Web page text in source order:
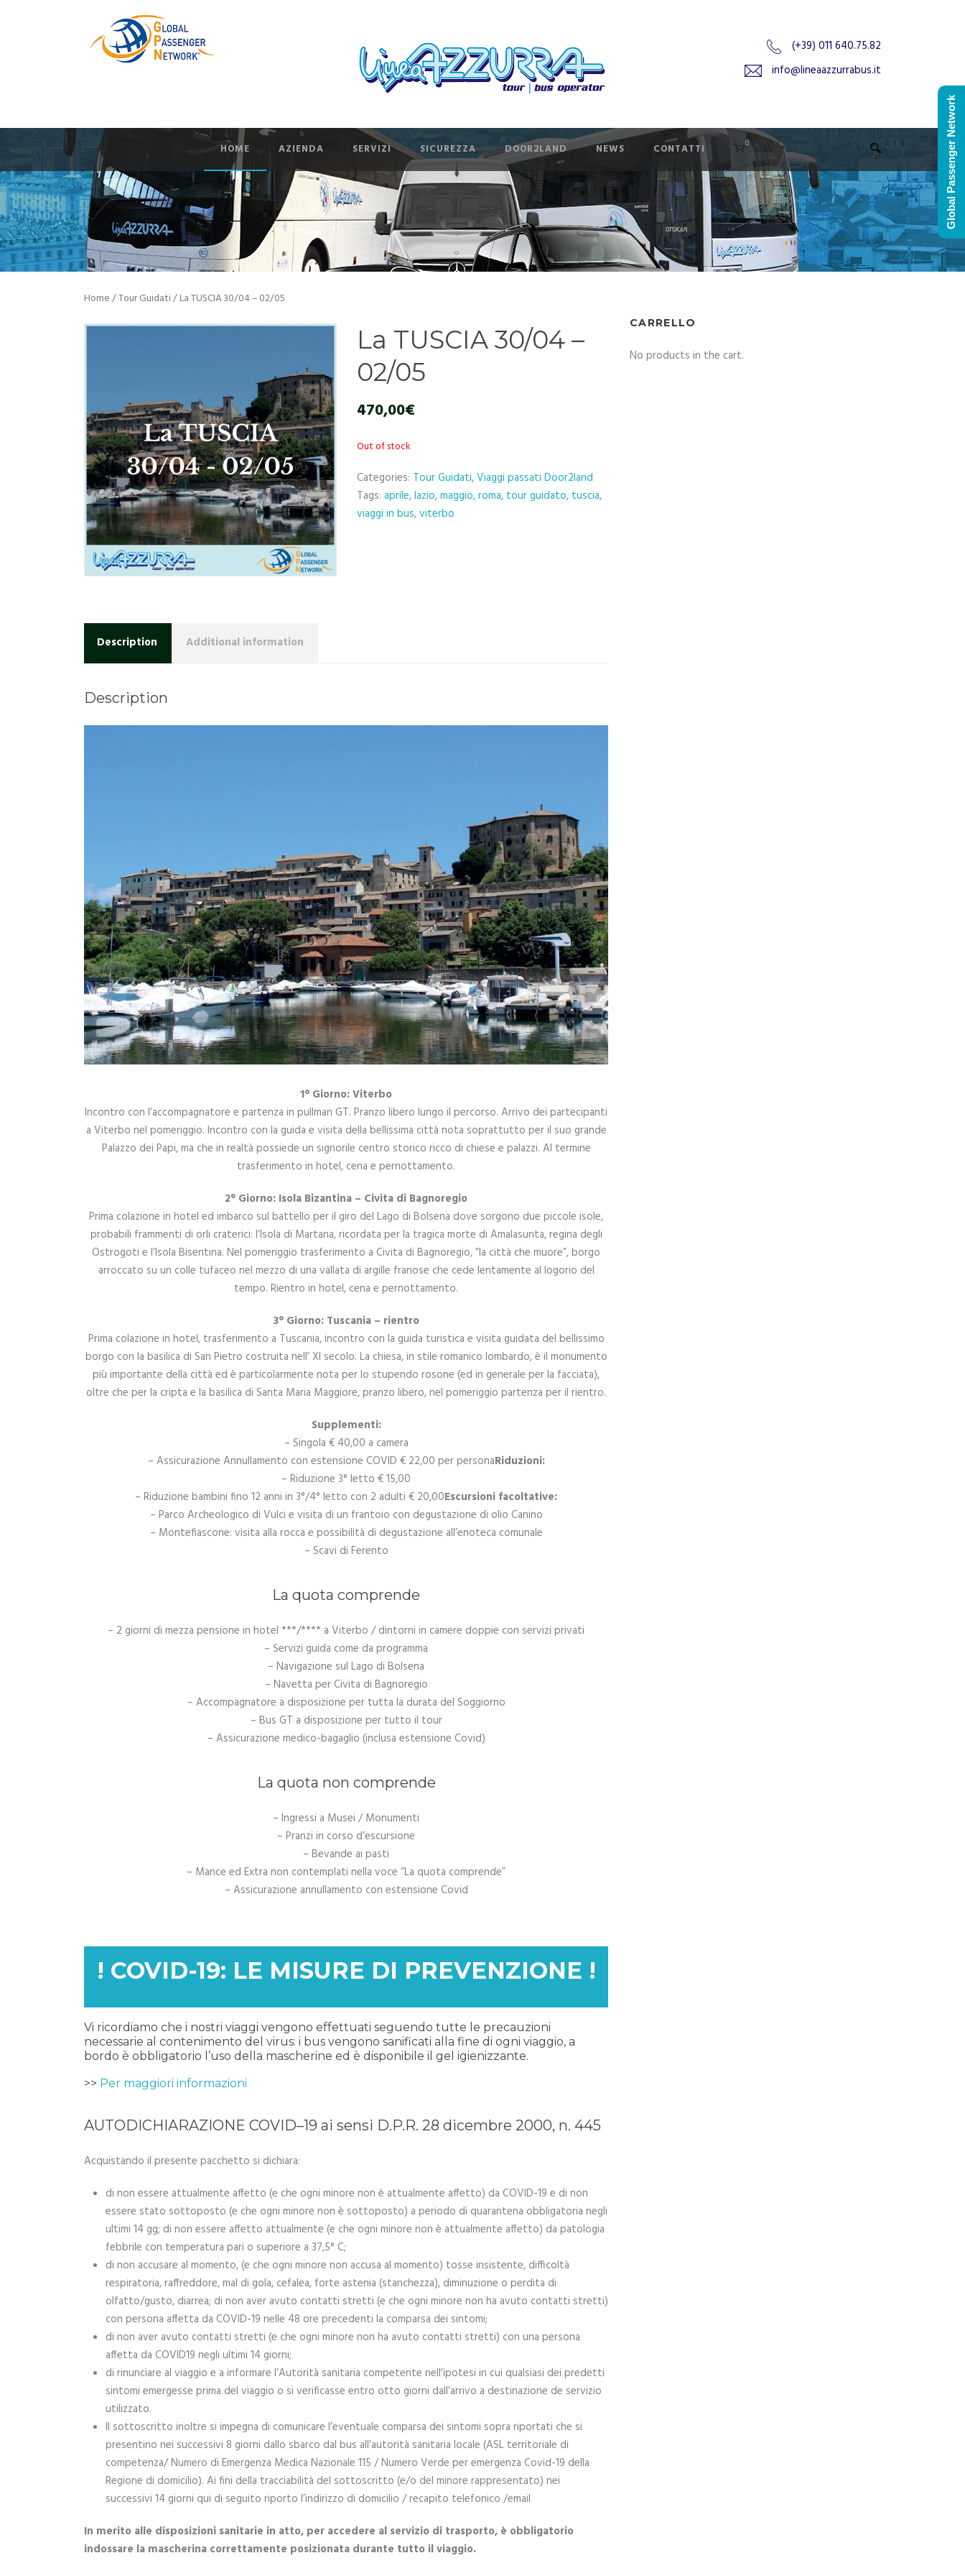
(+39) 011 640.75.82
info@lineaazzurrabus.it
HOME AZIENDA SERVIZI SICUREZZA DOOR2LAND NEWS CONTATTI 0
Home/Tour Guidati/ La TUSCIA 30/04 – 02/05
La TUSCIA 30/04 –
02/05
470,00€
Out of stock
Categories: Tour Guidati,Viaggi passati Door2land
Tags: aprile,lazio,maggio,roma, tour guidato, tuscia,
viaggi in bus,viterbo
Description Additional information
Description
1° Giorno: Viterbo
Incontro con l’accompagnatore e partenza in pullman GT. Pranzo libero lungo il percorso. Arrivo dei partecipanti
a Viterbo nel pomeriggio. Incontro con la guida e visita della bellissima città nota soprattutto per il suo grande
Palazzo dei Papi, ma che in realtà possiede un signorile centro storico ricco di chiese e palazzi. Al termine
trasferimento in hotel, cena e pernottamento.
2° Giorno: Isola Bizantina – Civita di Bagnoregio
Prima colazione in hotel ed imbarco sul battello per il giro del Lago di Bolsena dove sorgono due piccole isole,
probabili frammenti di orli craterici: l’Isola di Martana, ricordata per la tragica morte di Amalasunta, regina degli
Ostrogoti e l’Isola Bisentina. Nel pomeriggio trasferimento a Civita di Bagnoregio, “la città che muore”, borgo
arroccato su un colle tufaceo nel mezzo di una vallata di argille franose che cede lentamente al logorio del
tempo. Rientro in hotel, cena e pernottamento.
3° Giorno: Tuscania – rientro
Prima colazione in hotel, trasferimento a Tuscania, incontro con la guida turistica e visita guidata del bellissimo
borgo con la basilica di San Pietro costruita nell’ XI secolo. La chiesa, in stile romanico lombardo, è il monumento
più importante della città ed è particolarmente nota per lo stupendo rosone (ed in generale per la facciata),
oltre che per la cripta e la basilica di Santa Maria Maggiore, pranzo libero, nel pomeriggio partenza per il rientro.
Supplementi:
– Singola € 40,00 a camera
– Assicurazione Annullamento con estensione COVID € 22,00 per personaRiduzioni:
– Riduzione 3° letto € 15,00
– Riduzione bambini fino 12 anni in 3°/4° letto con 2 adulti € 20,00Escursioni facoltative:
– Parco Archeologico di Vulci e visita di un frantoio con degustazione di olio Canino
– Montefiascone: visita alla rocca e possibilità di degustazione all’enoteca comunale
– Scavi di Ferento
La quota comprende
– 2 giorni di mezza pensione in hotel ***/**** a Viterbo / dintorni in camere doppie con servizi privati
– Servizi guida come da programma
– Navigazione sul Lago di Bolsena
– Navetta per Civita di Bagnoregio
– Accompagnatore a disposizione per tutta la durata del Soggiorno
– Bus GT a disposizione per tutto il tour
– Assicurazione medico-bagaglio (inclusa estensione Covid)
La quota non comprende
– Ingressi a Musei / Monumenti
– Pranzi in corso d’escursione
– Bevande ai pasti
– Mance ed Extra non contemplati nella voce “La quota comprende”
– Assicurazione annullamento con estensione Covid
! COVID-19: LE MISURE DI PREVENZIONE !
Vi ricordiamo che i nostri viaggi vengono effettuati seguendo tutte le precauzioni
necessarie al contenimento del virus: i bus vengono sanificati alla fine di ogni viaggio, a
bordo è obbligatorio l’uso della mascherine ed è disponibile il gel igienizzante.
>> Per maggiori informazioni
AUTODICHIARAZIONE COVID–19 ai sensi D.P.R. 28 dicembre 2000, n. 445
Acquistando il presente pacchetto si dichiara:
di non essere attualmente affetto (e che ogni minore non è attualmente affetto) da COVID-19 e di non
essere stato sottoposto (e che ogni minore non è sottoposto) a periodo di quarantena obbligatoria negli
ultimi 14 gg; di non essere affetto attualmente (e che ogni minore non è attualmente affetto) da patologia
febbrile con temperatura pari o superiore a 37,5° C;
di non accusare al momento, (e che ogni minore non accusa al momento) tosse insistente, difficoltà
respiratoria, raffreddore, mal di gola, cefalea, forte astenia (stanchezza), diminuzione o perdita di
olfatto/gusto, diarrea; di non aver avuto contatti stretti (e che ogni minore non ha avuto contatti stretti)
con persona affetta da COVID-19 nelle 48 ore precedenti la comparsa dei sintomi;
di non aver avuto contatti stretti (e che ogni minore non ha avuto contatti stretti) con una persona
affetta da COVID19 negli ultimi 14 giorni;
di rinunciare al viaggio e a informare l’Autorità sanitaria competente nell’ipotesi in cui qualsiasi dei predetti
sintomi emergesse prima del viaggio o si verificasse entro otto giorni dall’arrivo a destinazione de servizio
utilizzato.
Il sottoscritto inoltre si impegna di comunicare l’eventuale comparsa dei sintomi sopra riportati che si
presentino nei successivi 8 giorni dallo sbarco dal bus all’autorità sanitaria locale (ASL territoriale di
competenza/ Numero di Emergenza Medica Nazionale 115 / Numero Verde per emergenza Covid-19 della
Regione di domicilio). Ai fini della tracciabilità del sottoscritto (e/o del minore rappresentato) nei
successivi 14 giorni qui di seguito riporto l’indirizzo di domicilio / recapito telefonico /email
In merito alle disposizioni sanitarie in atto, per accedere al servizio di trasporto, è obbligatorio
indossare la mascherina correttamente posizionata durante tutto il viaggio.
CARRELLO
No products in the cart.
Global Passenger Network